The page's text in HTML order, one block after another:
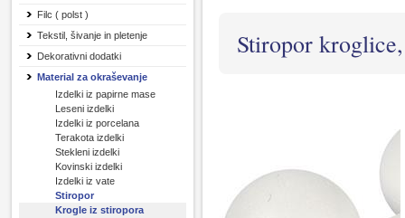
Filc ( polst )
Tekstil, šivanje in pletenje
Dekorativni dodatki
Material za okraševanje
Izdelki iz papirne mase
Leseni izdelki
Izdelki iz porcelana
Terakota izdelki
Stekleni izdelki
Kovinski izdelki
Izdelki iz vate
Stiropor
Krogle iz stiropora
Stiropor